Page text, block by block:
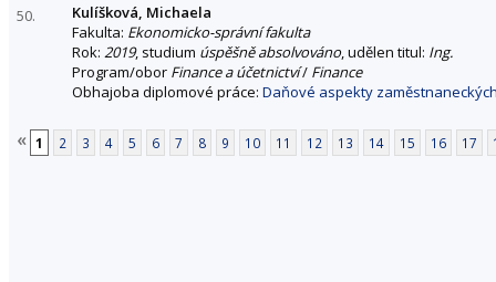
50.
Kulíšková, Michaela
Fakulta: Ekonomicko-správní fakulta
Rok: 2019, studium úspěšně absolvováno, udělen titul: Ing.
Program/obor Finance a účetnictví/ Finance
Obhajoba diplomové práce: Daňové aspekty
« 1 2 3 4 5 6 7 8 9 10 11 12 13 14 15 16 17